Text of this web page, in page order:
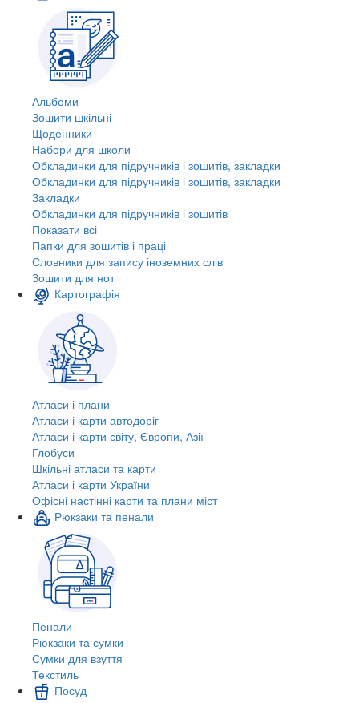
Альбоми
Зошити шкільні
Щоденники
Набори для школи
Обкладинки для підручників і зошитів, закладки
Обкладинки для підручників і зошитів, закладки
Закладки
Обкладинки для підручників і зошитів
Показати всі
Папки для зошитів і праці
Словники для запису іноземних слів
Зошити для нот
Картографія
Атласи і плани
Атласи і карти автодоріг
Атласи і карти світу, Європи, Азії
Глобуси
Шкільні атласи та карти
Атласи і карти України
Офісні настінні карти та плани міст
Рюкзаки та пенали
Пенали
Рюкзаки та сумки
Сумки для взуття
Текстиль
Посуд